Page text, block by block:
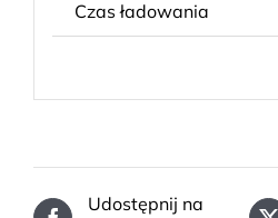
Czas ładowania
Udostępnij na